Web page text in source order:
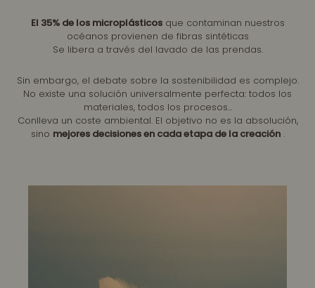
El 35% de los microplásticosque contaminan nuestros
océanos provienen de fibras sintéticas
Se libera a través del lavado de las prendas.
Sin embargo, el debate sobre la sostenibilidad es complejo.
No existe una solución universalmente perfecta: todos los
materiales, todos los procesos...
Conlleva un coste ambiental. El objetivo no es la absolución,
sino mejores decisiones en cada etapa de la creación.